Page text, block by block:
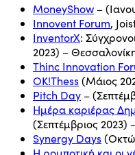
MoneyShow –
Innovent Forum,
InventorX:
2023) –
Τhinc Innovation
ΟΚ!Thess(Μάιος
Pitch Day –
Ημέρα καριέρας
(Σεπτέμβριος 2023)
Synergy Days